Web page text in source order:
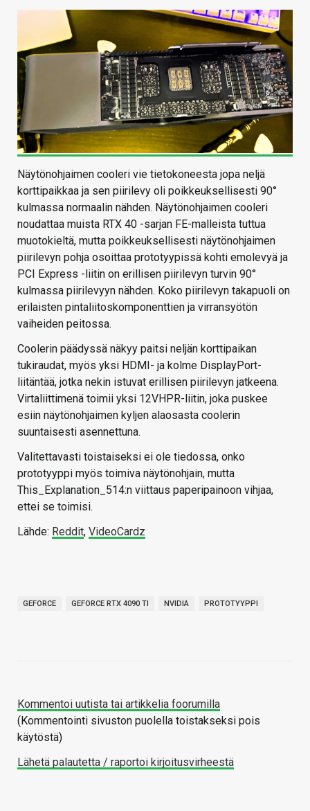
Näytönohjaimen cooleri vie tietokoneesta jopa neljä
korttipaikkaa ja sen piirilevy oli poikkeuksellisesti 90°
kulmassa normaalin nähden. Näytönohjaimen cooleri
noudattaa muista RTX 40 -sarjan FE-malleista tuttua
muotokieltä, mutta poikkeuksellisesti näytönohjaimen
piirilevyn pohja osoittaa prototyypissä kohti emolevyä ja
PCI Express -liitin on erillisen piirilevyn turvin 90°
kulmassa piirilevyyn nähden. Koko piirilevyn takapuoli on
erilaisten pintaliitoskomponenttien ja virransyötön
vaiheiden peitossa.
Coolerin päädyssä näkyy paitsi neljän korttipaikan
tukiraudat, myös yksi HDMI- ja kolme DisplayPort-
liitäntää, jotka nekin istuvat erillisen piirilevyn jatkeena.
Virtaliittimenä toimii yksi 12VHPR-liitin, joka puskee
esiin näytönohjaimen kyljen alaosasta coolerin
suuntaisesti asennettuna.
Valitettavasti toistaiseksi ei ole tiedossa, onko
prototyyppi myös toimiva näytönohjain, mutta
This_Explanation_514:n viittaus paperipainoon vihjaa,
ettei se toimisi.
Lähde: Reddit, VideoCardz
GEFORCE GEFORCE RTX 4090 TI NVIDIA PROTOTYYPPI
Kommentoi uutista tai artikkelia foorumilla
(Kommentointi sivuston puolella toistakseksi pois
käytöstä)
Lähetä palautetta / raportoi kirjoitusvirheestä